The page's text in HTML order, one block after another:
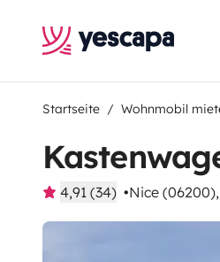
Startseite Wohnmobil
4,91 (34) Nice